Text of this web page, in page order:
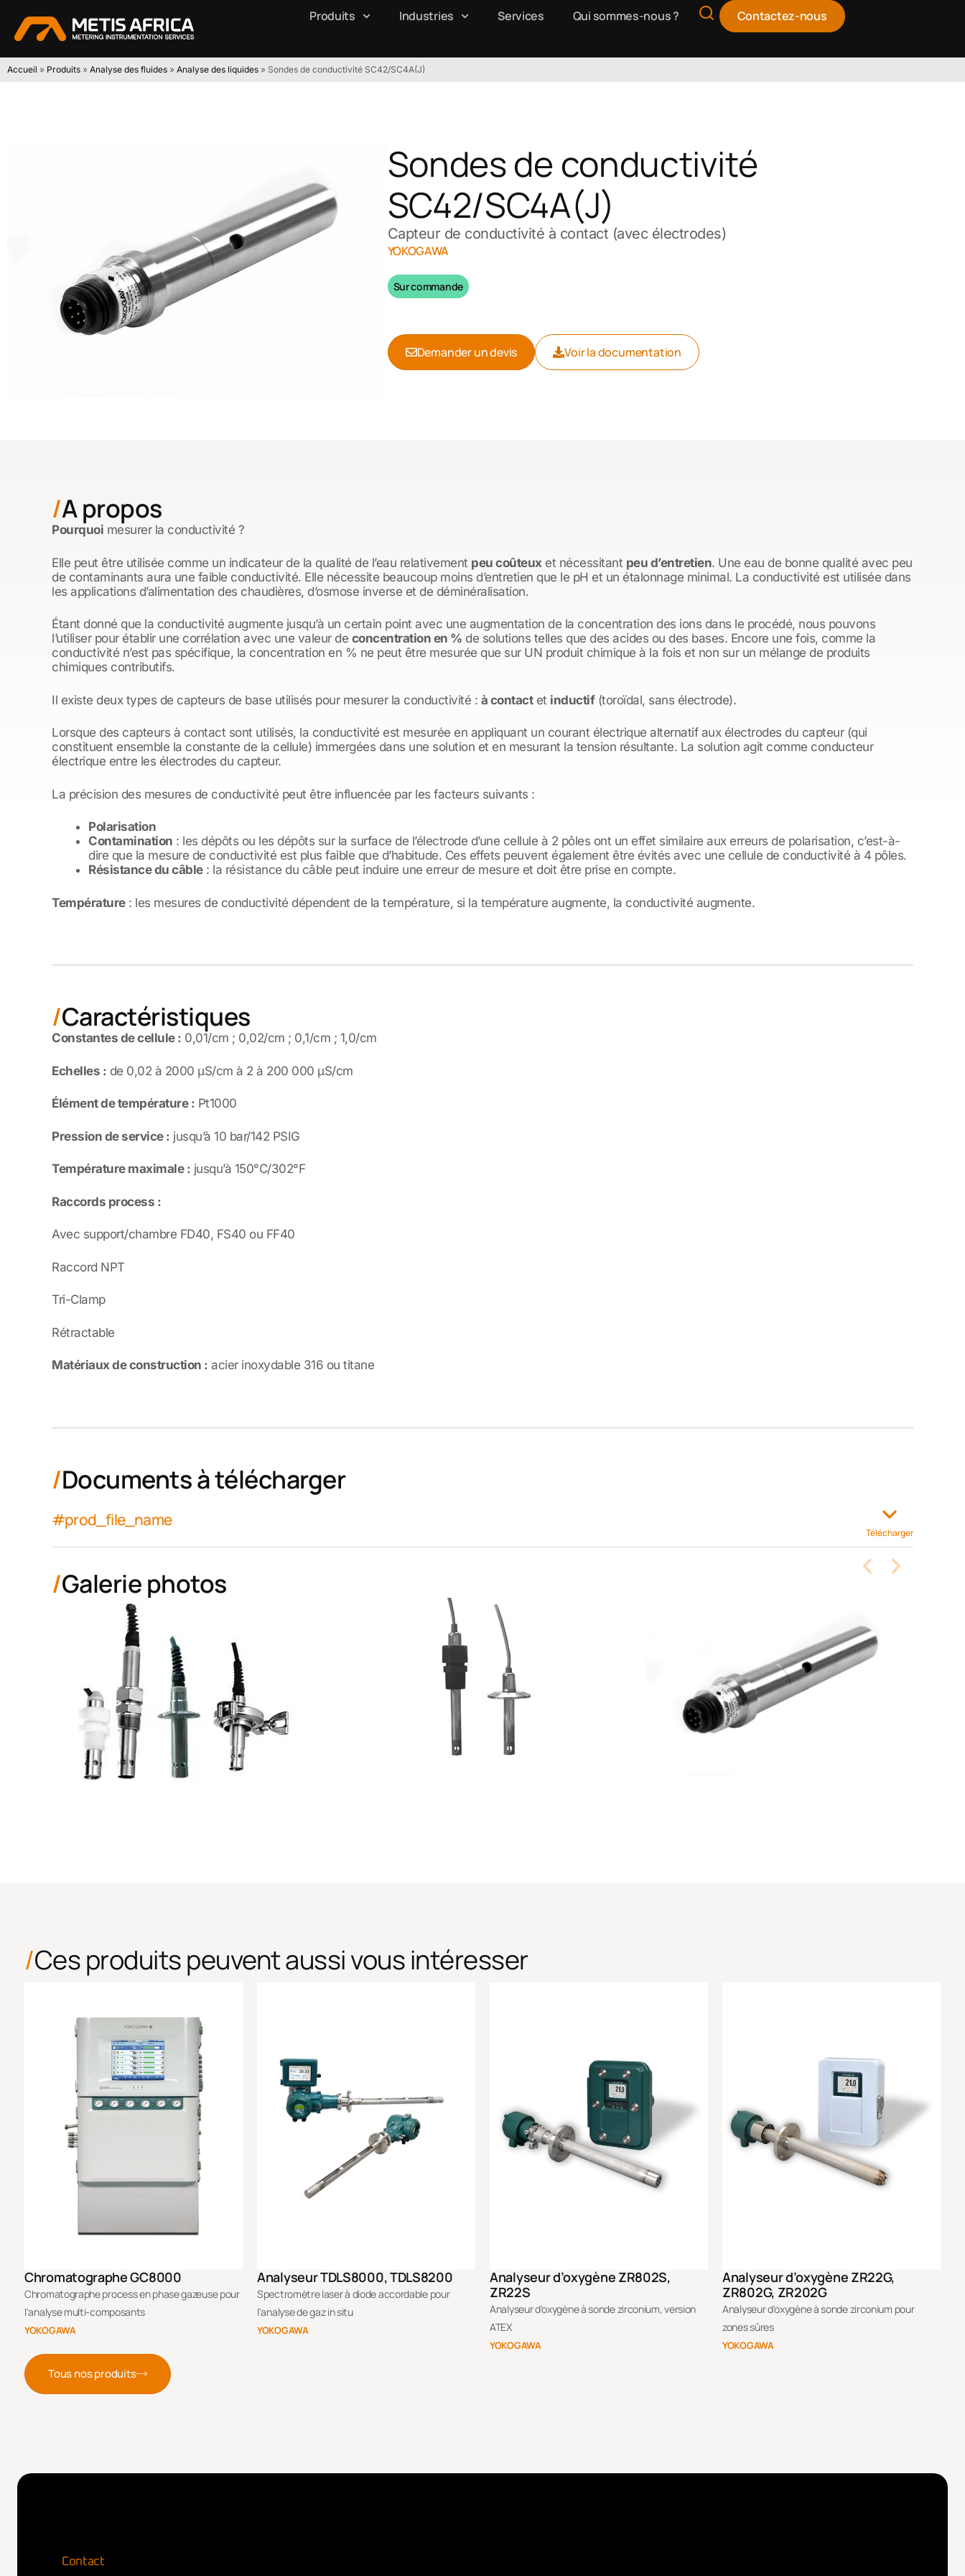
Produits Industries Services Qui sommes-nous ? Contactez-nous
Accueil » Produits » Analyse des fluides » Analyse des liquides » Sondes de conductivité SC42/SC4A(J)
Sondes de conductivité
SC42/SC4A(J)
Capteur de conductivité à contact (avec électrodes)
YOKOGAWA
Sur commande
Demander un devis Voir la documentation
A propos
Pourquoi mesurer la conductivité ?
Elle peut être utilisée comme un indicateur de la qualité de l’eau relativement peu coûteux et nécessitant peu d’entretien. Une eau de bonne qualité avec peu
de contaminants aura une faible conductivité. Elle nécessite beaucoup moins d’entretien que le pH et un étalonnage minimal. La conductivité est utilisée dans
les applications d’alimentation des chaudières, d’osmose inverse et de déminéralisation.
Étant donné que la conductivité augmente jusqu’à un certain point avec une augmentation de la concentration des ions dans le procédé, nous pouvons
l’utiliser pour établir une corrélation avec une valeur de concentration en % de solutions telles que des acides ou des bases. Encore une fois, comme la
conductivité n’est pas spécifique, la concentration en % ne peut être mesurée que sur UN produit chimique à la fois et non sur un mélange de produits
chimiques contributifs.
Il existe deux types de capteurs de base utilisés pour mesurer la conductivité : à contactet inductif(toroïdal, sans électrode).
Lorsque des capteurs à contact sont utilisés, la conductivité est mesurée en appliquant un courant électrique alternatif aux électrodes du capteur (qui
constituent ensemble la constante de la cellule) immergées dans une solution et en mesurant la tension résultante. La solution agit comme conducteur
électrique entre les électrodes du capteur.
La précision des mesures de conductivité peut être influencée par les facteurs suivants :
Polarisation
Contamination : les dépôts ou les dépôts sur la surface de l’électrode d’une cellule à 2 pôles ont un effet similaire aux erreurs de polarisation, c’est-à-
dire que la mesure de conductivité est plus faible que d’habitude. Ces effets peuvent également être évités avec une cellule de conductivité à 4 pôles.
Résistance du câble: la résistance du câble peut induire une erreur de mesure et doit être prise en compte.
Température: les mesures de conductivité dépendent de la température, si la température augmente, la conductivité augmente.
Caractéristiques
Constantes de cellule : 0,01/cm ; 0,02/cm ; 0,1/cm ; 1,0/cm
Echelles : de 0,02 à 2000 µS/cm à 2 à 200 000 µS/cm
Élément de température : Pt1000
Pression de service : jusqu’à 10 bar/142 PSIG
Température maximale : jusqu’à 150°C/302°F
Raccords process :
Avec support/chambre FD40, FS40 ou FF40
Raccord NPT
Tri-Clamp
Rétractable
Matériaux de construction : acier inoxydable 316 ou titane
Documents à télécharger
#prod_file_name
Télécharger
Galerie photos
Ces produits peuvent aussi vous intéresser
Chromatographe GC8000
Chromatographe process en phase gazeuse pour
l'analyse multi-composants
YOKOGAWA
Analyseur TDLS8000, TDLS8200
Spectromètre laser à diode accordable pour
l'analyse de gaz in situ
YOKOGAWA
Analyseur d’oxygène ZR802S,
ZR22S
Analyseur d'oxygène à sonde zirconium, version
ATEX
YOKOGAWA
Analyseur d’oxygène ZR22G,
ZR802G, ZR202G
Analyseur d'oxygène à sonde zirconium pour
zones sûres
YOKOGAWA
Tous nos produits
Contact